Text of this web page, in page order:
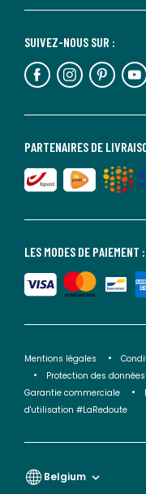
LES MODES DE PAIEMENT :
PARTENAIRES DE
SUIVEZ-NOUS SUR :
Mentions légales
Protection des
Garantie commerciale
d'utilisation #LaRedoute
Belgium